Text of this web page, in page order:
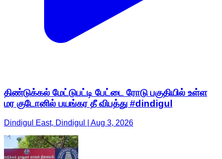
திண்டுக்கல் மேட்டுபட்டி பேட்டை ரோடு பகுதியில் உள்ள
மர குடோனில் பயங்கர தீ விபத்து #dindigul
Dindigul East, Dindigul | Aug 3, 2026